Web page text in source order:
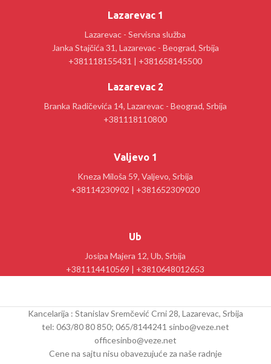
Lazarevac 1
Lazarevac - Servisna služba
Janka Stajčića 31, Lazarevac - Beograd, Srbija
+381118155431 | +381658145500
Lazarevac 2
Branka Radičevića 14, Lazarevac - Beograd, Srbija
+381118110800
Valjevo 1
Kneza Miloša 59, Valjevo, Srbija
+38114230902 | +381652309020
Ub
Josipa Majera 12, Ub, Srbija
+381114410569 | +3810648012653
Kancelarija : Stanislav Sremčević Crni 28, Lazarevac, Srbija
tel: 063/80 80 850; 065/8144241 sinbo@veze.net
officesinbo@veze.net
Cene na sajtu nisu obavezujuće za naše radnje